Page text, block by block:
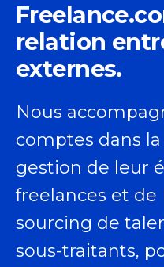
relation
externes.
Nous
comptes dans
gestion de leur
freelances et de
sourcing de
sous-traitants,